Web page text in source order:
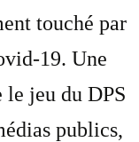
touché par
19. Une
jeu du DPS
publics,